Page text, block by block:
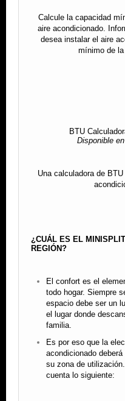
Calcule la capacidad
aire acondicionado.
desea instalar el aire
mínimo de
BTU
Disponible
Una calculadora de
¿CUÁL ES EL
REGIÓN?
El confort es el
todo hogar. Siempre
espacio debe ser un
el lugar donde
familia.
Es por eso que la
acondicionado
su zona de
cuenta lo siguiente: